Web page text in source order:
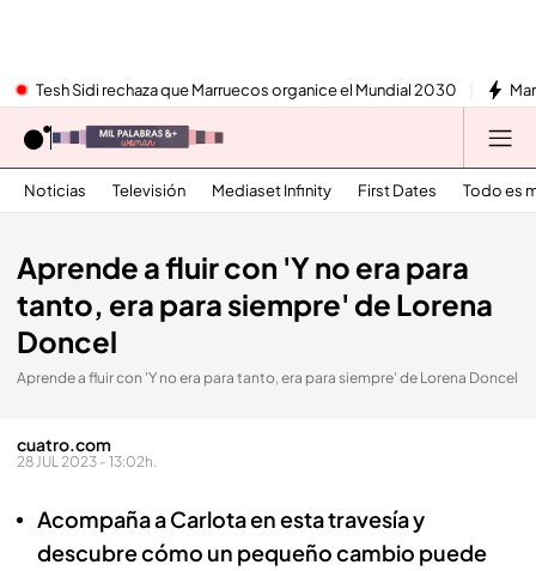
Tesh Sidi rechaza que Marruecos organice el Mundial 2030
Noticias Televisión Mediaset Infinity First Dates Todo es
Aprende a fluir con 'Y no era para
tanto, era para siempre' de Lorena
Doncel
Aprende a fluir con 'Y no era para tanto, era para siempre' de Lorena Doncel
cuatro.com
28 JUL 2023 - 13:02h.
Acompaña a Carlota en esta travesía y
descubre cómo un pequeño cambio puede